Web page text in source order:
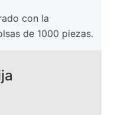
con la
de 1000 piezas.